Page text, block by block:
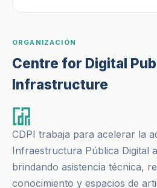
ORGANIZACIÓN
Centre for Digital
Infrastructure
CDPI trabaja para acelerar la
Infraestructura Pública Digital
brindando asistencia técnica,
conocimiento y espacios de